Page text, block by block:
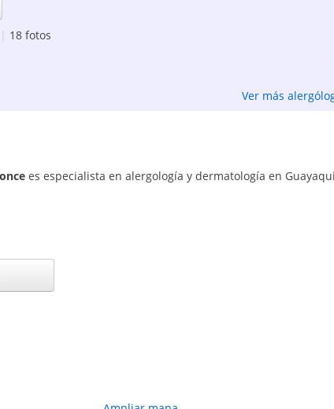
| 18 fotos
Ver más
es especialista en alergología y dermatología en